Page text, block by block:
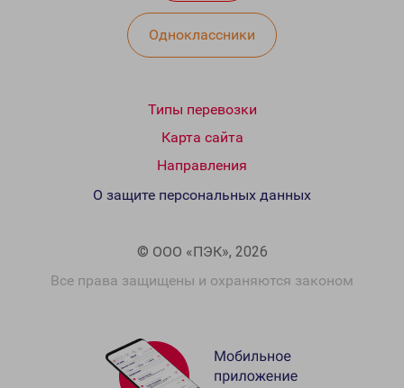
Одноклассники
Типы перевозки
Карта сайта
Направления
© ООО «ПЭК», 2026
Все права защищены и охраняются законом
О защите персональных данных